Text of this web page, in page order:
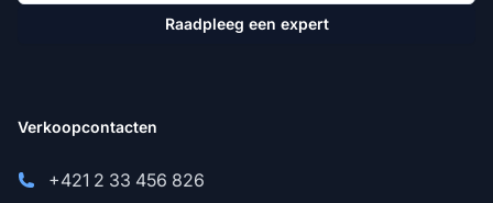
Raadpleeg een expert
Verkoopcontacten
+421 2 33 456 826